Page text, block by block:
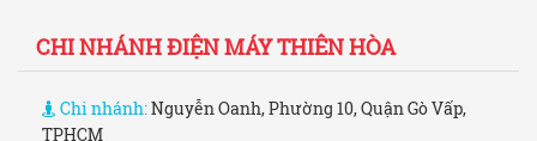
CHI NHÁNH ĐIỆN MÁY THIÊN HÒA
Chi nhánh:Nguyễn Oanh, Phường 10, Quận Gò Vấp,
TPHCM